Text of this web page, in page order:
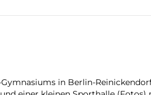
in Berlin-